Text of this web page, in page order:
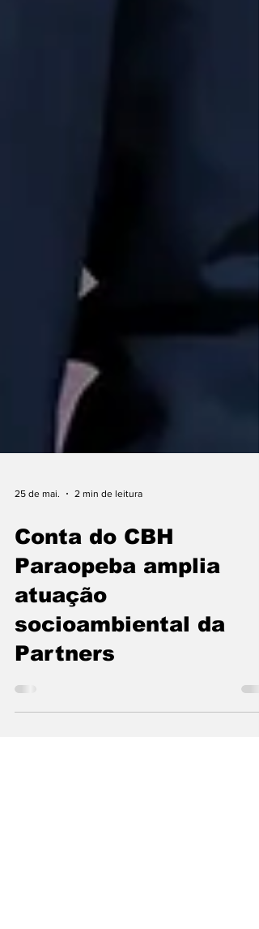
25 de mai. 2 min de leitura
Conta do CBH
Paraopeba amplia
atuação
socioambiental da
Partners